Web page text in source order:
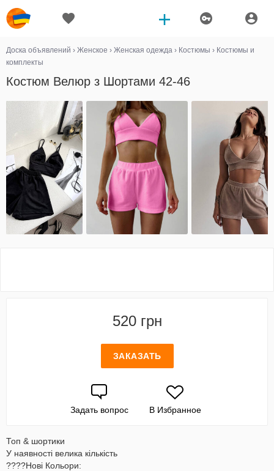
Доска объявлений › Женское › Женская одежда › Костюмы › Костюмы и
комплекты
Костюм Велюр з Шортами 42-46
520 грн
ЗАКАЗАТЬ
Задать вопрос В Избранное
Топ & шортики
У наявності велика кількість
????️Нові Кольори: